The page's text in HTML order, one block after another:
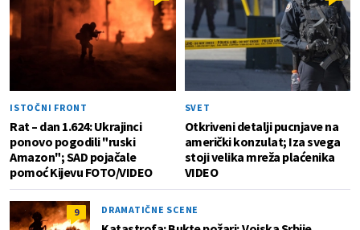
ISTOČNI FRONT
Rat – dan 1.624: Ukrajinci
ponovo pogodili "ruski
Amazon"; SAD pojačale
pomoć Kijevu FOTO/VIDEO
SVET
Otkriveni detalji pucnjave na
američki konzulat; Iza svega
stoji velika mreža plaćenika
VIDEO
9 DRAMATIČNE SCENE